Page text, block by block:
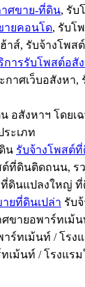
าศขาย-ที่ดิน, รับ
ายคอนโด, รับโ
าส์, รับจ้างโพส
การรับโพสต์อสั
กาศเว็บอสังหา
อสังหาฯ โดยเ
ระเภท
น รับจ้างโพสต์ที่
ต์ที่ดินติดถนน,
ที่ดินแปลงใหญ่
ยที่ดินเปล่า รับ
ขายอพาร์ทเม้
ร์ทเม้นท์ / โรง
เม้นท์ / โรงแร